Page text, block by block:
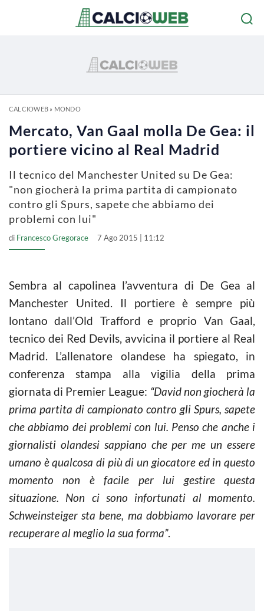
CALCIOWEB» MONDO
Mercato, Van Gaal molla De Gea: il
portiere vicino al Real Madrid
Il tecnico del Manchester United su De Gea:
"non giocherà la prima partita di campionato
contro gli Spurs, sapete che abbiamo dei
problemi con lui"
di Francesco Gregorace 7 Ago 2015 | 11:12
Sembra al capolinea l’avventura di De Gea al
Manchester United. Il portiere è sempre più
lontano dall’Old Trafford e proprio Van Gaal,
tecnico dei Red Devils, avvicina il portiere al Real
Madrid. L’allenatore olandese ha spiegato, in
conferenza stampa alla vigilia della prima
giornata di Premier League: “David non giocherà la
prima partita di campionato contro gli Spurs, sapete
che abbiamo dei problemi con lui. Penso che anche i
giornalisti olandesi sappiano che per me un essere
umano è qualcosa di più di un giocatore ed in questo
momento non è facile per lui gestire questa
situazione. Non ci sono infortunati al momento.
Schweinsteiger sta bene, ma dobbiamo lavorare per
recuperare al meglio la sua forma”.